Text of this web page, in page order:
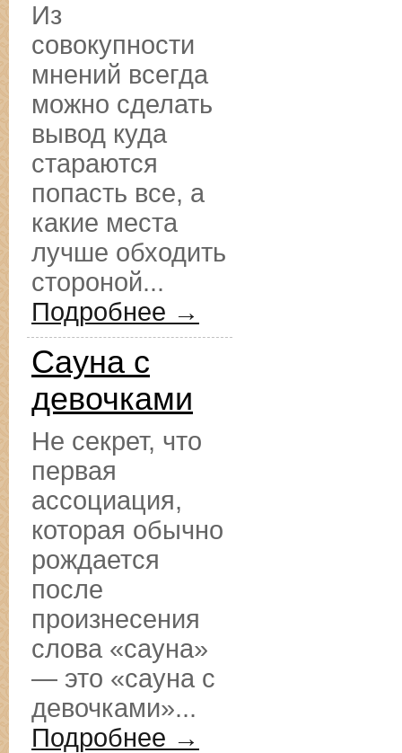
Из
совокупности
мнений всегда
можно сделать
вывод куда
стараются
попасть все, а
какие места
лучше обходить
стороной...
Подробнее →
Сауна с
девочками
Не секрет, что
первая
ассоциация,
которая обычно
рождается
после
произнесения
слова «сауна»
— это «сауна с
девочками»...
Подробнее →